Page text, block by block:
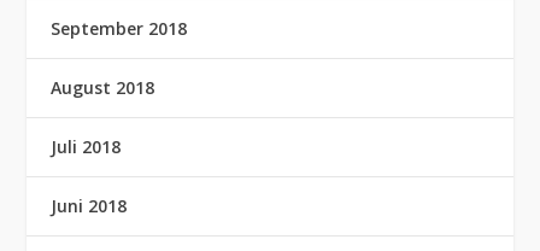
September 2018
August 2018
Juli 2018
Juni 2018